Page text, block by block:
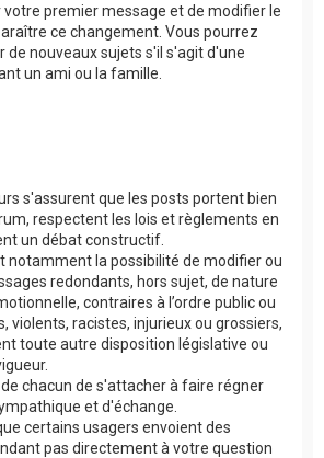
votre premier message et de modifier le
ce changement. Vous pourrez
de nouveaux sujets s'il s'agit d'une
un ami ou la famille.
s'assurent que les posts portent bien
respectent les lois et règlements en
un débat constructif.
notamment la possibilité de modifier ou
redondants, hors sujet, de nature
contraires à l’ordre public ou
violents, racistes, injurieux ou grossiers,
toute autre disposition législative ou
de chacun de s'attacher à faire régner
et d'échange.
certains usagers envoient des
pas directement à votre question